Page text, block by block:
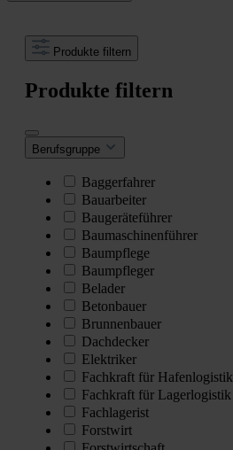
Produkte filtern
Produkte filtern
Berufsgruppe
Baggerfahrer
Bauarbeiter
Baugeräteführer
Baumaschinenführer
Baumpflege
Baumpfleger
Belader
Betonbauer
Brunnenbauer
Dachdecker
Elektriker
Fachkraft für Hafenlogistik
Fachkraft für Lagerlogistik
Fachlagerist
Forstwirt